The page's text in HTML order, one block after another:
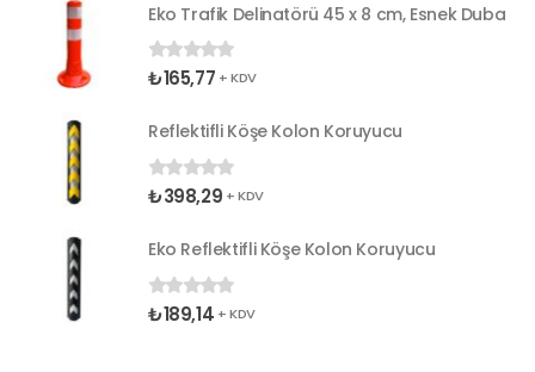
Eko Trafik Delinatörü 45 x 8 cm, Esnek Duba
05 üzerinden
₺165,77 + KDV
Reflektifli Köşe Kolon Koruyucu
05 üzerinden
₺398,29 + KDV
Eko Reflektifli Köşe Kolon Koruyucu
05 üzerinden
₺189,14 + KDV